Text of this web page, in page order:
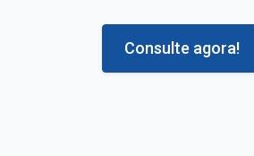
Consulte agora!